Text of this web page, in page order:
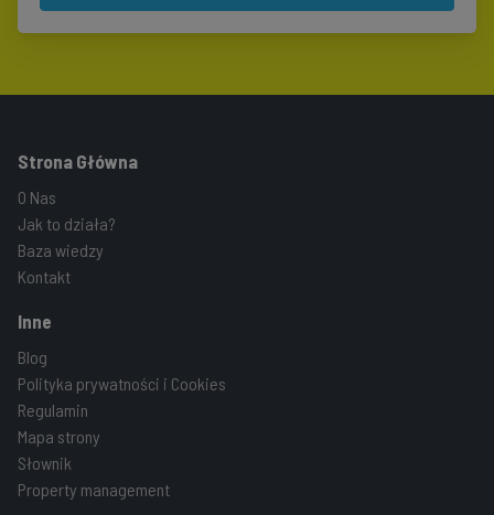
Strona Główna
O Nas
Jak to działa?
Baza wiedzy
Kontakt
Inne
Blog
Polityka prywatności i Cookies
Regulamin
Mapa strony
Słownik
Property management